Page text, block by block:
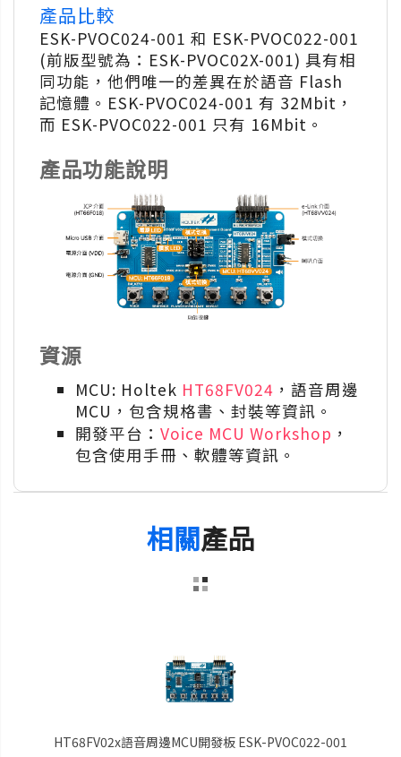
產品比較
ESK-PVOC024-001 和 ESK-PVOC022-001
(前版型號為：ESK-PVOC02X-001) 具有相
同功能，他們唯一的差異在於語音 Flash
記憶體。ESK-PVOC024-001 有 32Mbit，
而 ESK-PVOC022-001 只有 16Mbit。
產品功能說明
資源
MCU: Holtek HT68FV024 ，語音周邊
MCU，包含規格書、封裝等資訊。
開發平台： Voice MCU Workshop ，
包含使用手冊、軟體等資訊。
相關產品
HT68FV02x語音周邊MCU開發板 ESK-PVOC022-001